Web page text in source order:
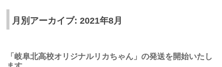
月別アーカイブ: 2021年8月
「岐阜北高校オリジナルリカちゃん」の発送を開始いたし